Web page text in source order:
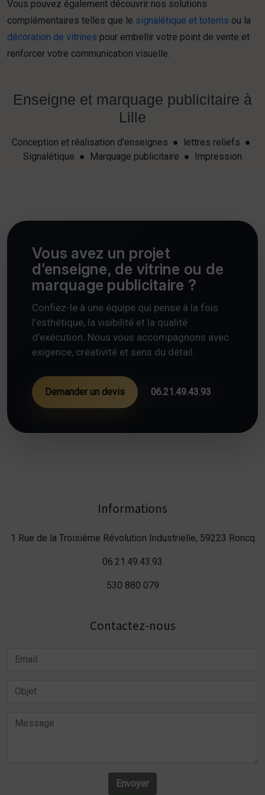
Vous pouvez également découvrir nos solutions
complémentaires telles que le signalétique et totems ou la
décoration de vitrines pour embellir votre point de vente et
renforcer votre communication visuelle.
Enseigne et marquage publicitaire à
Lille
Conception et réalisation d'enseignes ● lettres reliefs ●
Signalétique ● Marquage publicitaire ● Impression
Vous avez un projet
d’enseigne, de vitrine ou de
marquage publicitaire ?
Confiez-le à une équipe qui pense à la fois
l’esthétique, la visibilité et la qualité
d’exécution. Nous vous accompagnons avec
exigence, créativité et sens du détail.
Demander un devis 06.21.49.43.93
Informations
1 Rue de la Troisième Révolution Industrielle, 59223 Roncq
06.21.49.43.93
530 880 079
Contactez-nous
Envoyer